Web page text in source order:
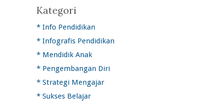
Kategori
* Info Pendidikan
* Infografis Pendidikan
* Mendidik Anak
* Pengembangan Diri
* Strategi Mengajar
* Sukses Belajar